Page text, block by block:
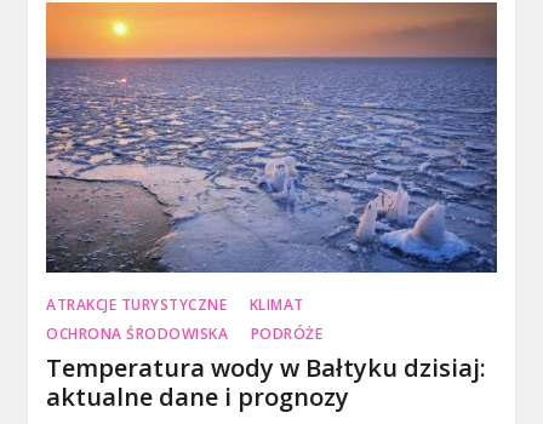
ATRAKCJE TURYSTYCZNE
KLIMAT
OCHRONA ŚRODOWISKA
PODRÓŻE
Temperatura wody w Bałtyku dzisiaj:
aktualne dane i prognozy